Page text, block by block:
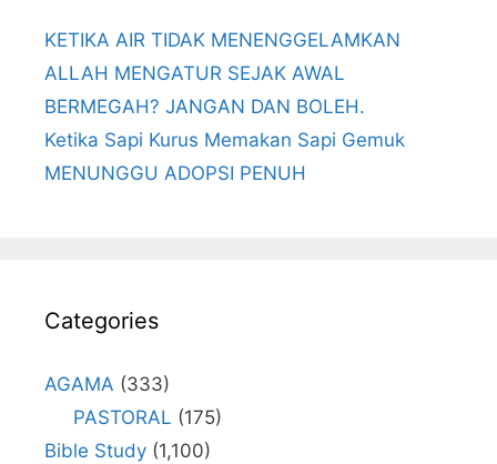
KETIKA AIR TIDAK MENENGGELAMKAN
ALLAH MENGATUR SEJAK AWAL
BERMEGAH? JANGAN DAN BOLEH.
Ketika Sapi Kurus Memakan Sapi Gemuk
MENUNGGU ADOPSI PENUH
Categories
AGAMA (333)
PASTORAL (175)
Bible Study (1,100)